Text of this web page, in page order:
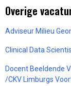
Overige
Adviseur Milieu
Clinical Data
Docent Beeldende
/CKV Limburgs